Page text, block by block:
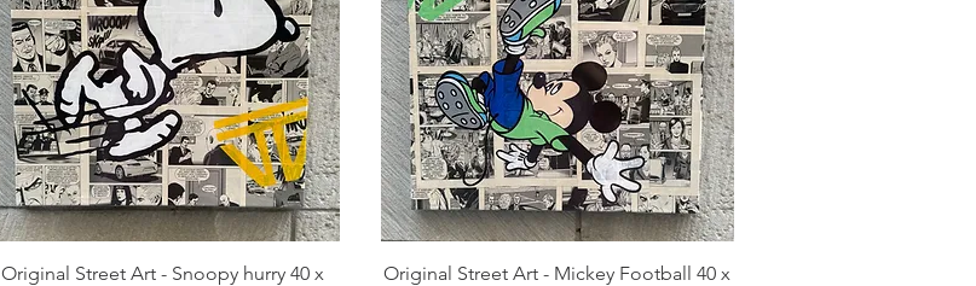
Original Street Art - Snoopy hurry 40 x
Original Street Art - Mickey Football 40 x